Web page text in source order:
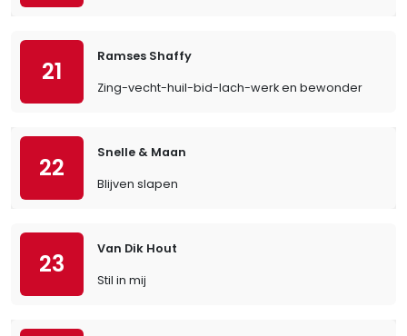
21
Ramses Shaffy
Zing-vecht-huil-bid-lach-werk en bewonder
22
Snelle & Maan
Blijven slapen
23
Van Dik Hout
Stil in mij